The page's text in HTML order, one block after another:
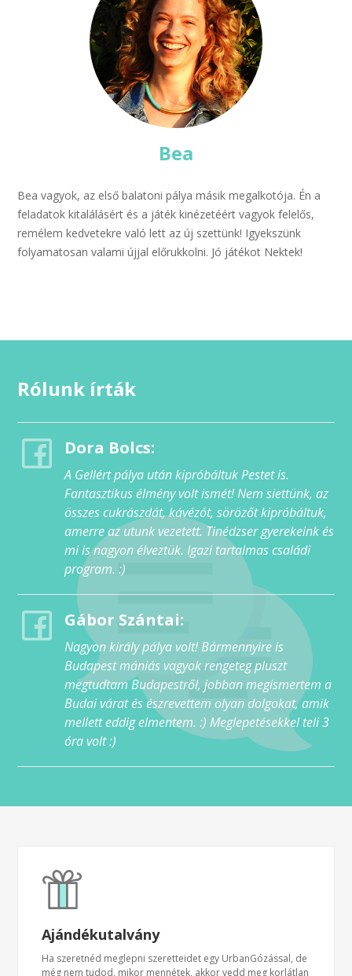
Bea
Bea vagyok, az első balatoni pálya másik megalkotója. Én a
feladatok kitalálásért és a játék kinézetéért vagyok felelős,
remélem kedvetekre való lett az új szettünk! Igyekszünk
folyamatosan valami újjal előrukkolni. Jó játékot Nektek!
Rólunk írták
Dora Bolcs:
A Gellért pálya után kipróbáltuk Pestet is.
Fantasztikus élmény volt ismét! Nem siettünk, az
összes cukrászdát, kávézót, sörözőt kipróbáltuk,
amerre az utunk vezetett. Tinédzser gyerekeink és
mi is nagyon élveztük. Igazi tartalmas családi
program. :)
Gábor Szántai:
Nagyon király pálya volt! Bármennyire is
Budapest mániás vagyok rengeteg pluszt
megtudtam Budapestről, jobban megismertem a
Budai várat és észrevettem olyan dolgokat, amik
mellett eddig elmentem. :) Meglepetésekkel teli 3
óra volt :)
Ajándékutalvány
Ha szeretnéd meglepni szeretteidet egy UrbanGózással, de
még nem tudod, mikor mennétek, akkor vedd meg korlátlan